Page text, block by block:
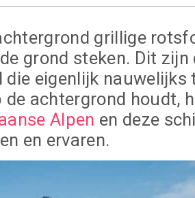
grillige
grond steken. Dit zijn
eigenlijk nauwelijks
achtergrond houdt,
Alpen en deze
en ervaren.